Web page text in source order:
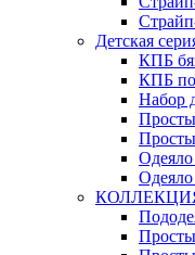
Детская
КПБ
КПБ
Набор
Одеяло